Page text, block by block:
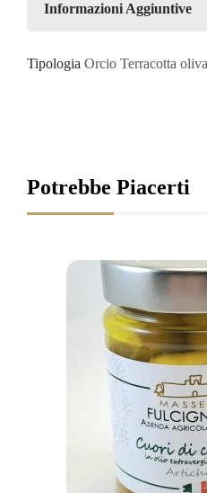
Informazioni Aggiuntive
Tipologia Orcio Terracotta
Potrebbe Piacerti